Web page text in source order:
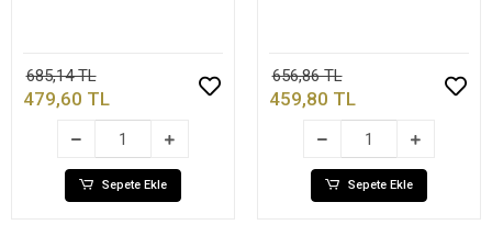
685,14 TL
479,60 TL
Sepete Ekle
656,86 TL
459,80 TL
Sepete Ekle